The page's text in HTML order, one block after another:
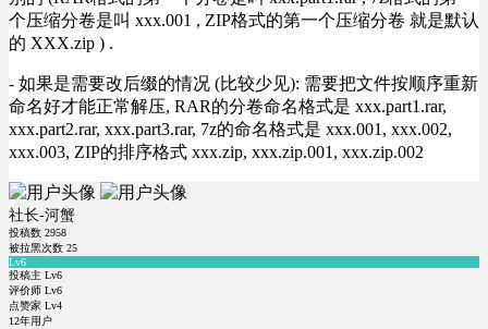
个压缩分卷是叫 xxx.001 , ZIP格式的第一个压缩分卷 就是默认
的 XXX.zip ) .
- 如果是需要改后缀的情况 (比较少见): 需要把文件按顺序重新
命名好才能正常解压, RAR的分卷命名格式是 xxx.part1.rar,
xxx.part2.rar, xxx.part3.rar, 7z的命名格式是 xxx.001, xxx.002,
xxx.003, ZIP的排序格式 xxx.zip, xxx.zip.001, xxx.zip.002
社长-河蟹
投稿数 2958
被拉黑次数 25
Lv6
投稿主 Lv6
评价师 Lv6
点赞家 Lv4
12年用户